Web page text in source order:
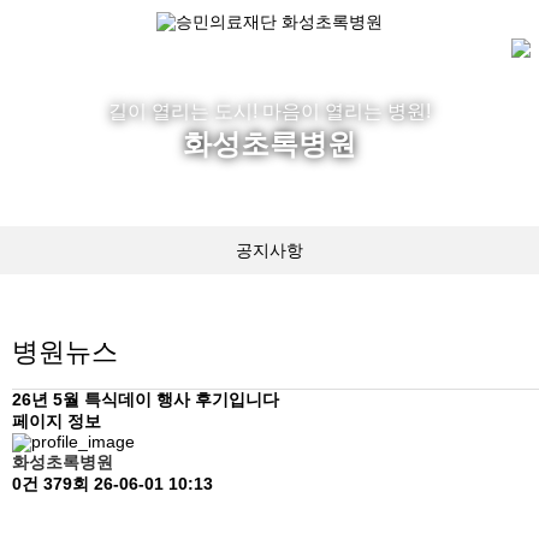
길이 열리는 도시! 마음이 열리는 병원!
화성초록병원
공지사항
PPM사업안내
병원뉴스
26년 5월 특식데이 행사 후기입니다
페이지 정보
화성초록병원
0건 379회 26-06-01 10:13